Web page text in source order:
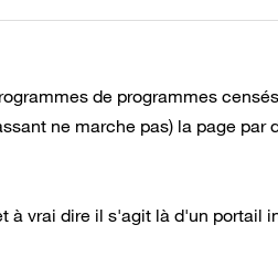
de programmes
ne marche pas) la page
à vrai dire il s'agit là d'un